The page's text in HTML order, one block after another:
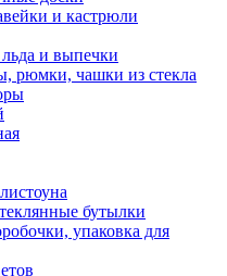
и кастрюли
и выпечки
рюмки, чашки из стекла
бутылки
упаковка для